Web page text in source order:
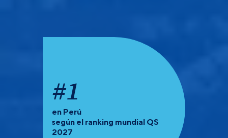
#1
en Perú
según el ranking mundial QS
2027